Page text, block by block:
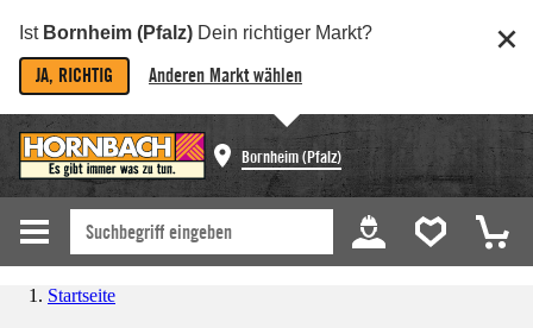
Ist Bornheim (Pfalz) Dein richtiger Markt?
JA, RICHTIG Anderen Markt wählen
Bornheim (Pfalz)
Startseite